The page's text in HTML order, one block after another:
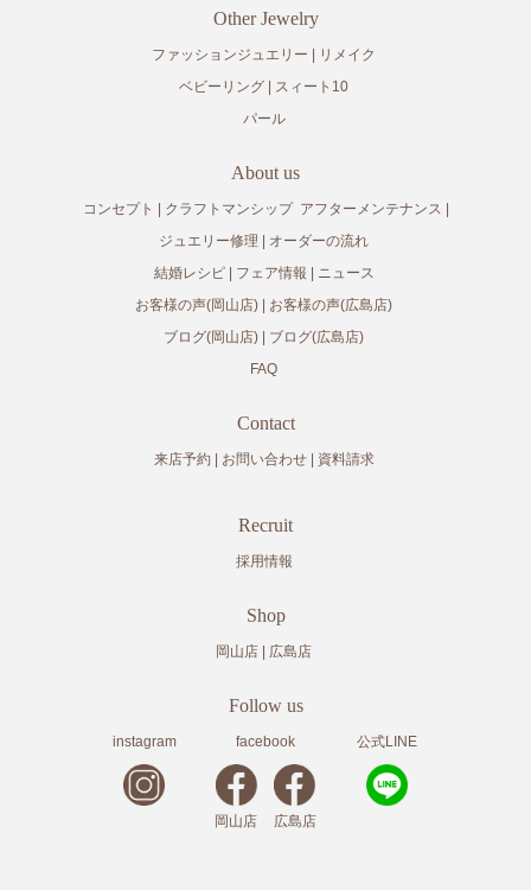
Other Jewelry
ファッションジュエリー
リメイク
ベビーリング
スィート10
パール
About us
コンセプト クラフトマンシップ アフターメンテナンス
ジュエリー修理
オーダーの流れ
結婚レシピ
フェア情報
ニュース
お客様の声(岡山店)
お客様の声(広島店)
ブログ(岡山店)
ブログ(広島店)
FAQ
Contact
来店予約 お問い合わせ 資料請求
Recruit
採用情報
Shop
岡山店 広島店
Follow us
instagram facebook
岡山店 広島店
公式LINE